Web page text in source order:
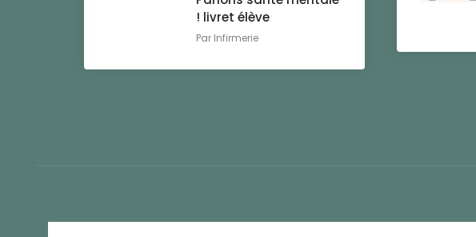
! livret élève
Par Infirmerie